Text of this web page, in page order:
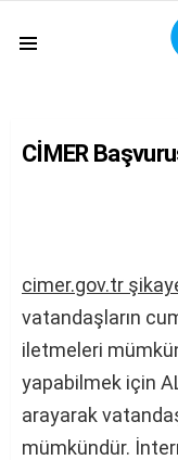
CİMER
cimer.gov.tr
vatandaşların
iletmeleri
yapabilmek için
arayarak
mümkündür.